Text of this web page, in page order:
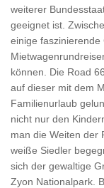
weiterer
geeignet ist.
einige
können. Die Road
auf dieser mit dem
Familienurlaub
nicht nur den
man die Weiten der
weiße Siedler
sich der gewaltige
Zyon Nationalpark.